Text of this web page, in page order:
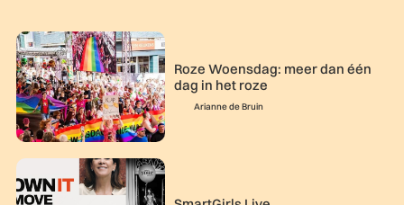
Roze Woensdag: meer dan één
dag in het roze
Arianne de Bruin